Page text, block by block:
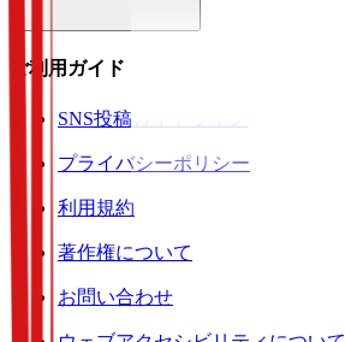
ご利用ガイド・ポリシー
SNS投稿ガイドライン
プライバシーポリシー
利用規約
著作権について
お問い合わせ